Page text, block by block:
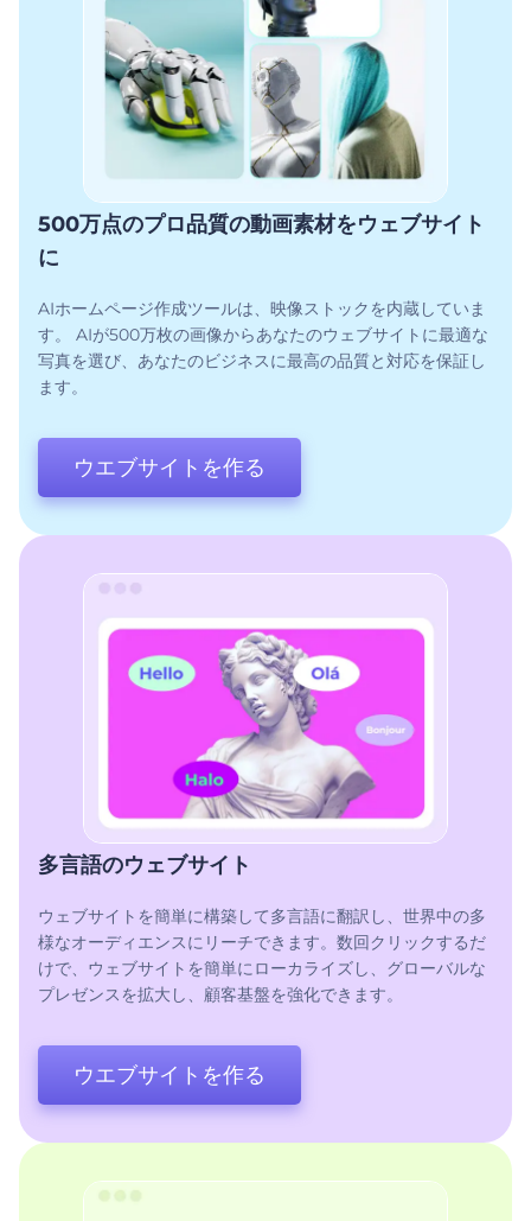
500万点のプロ品質の動画素材をウェブサイト
に
AIホームページ作成ツールは、映像ストックを内蔵していま
す。 AIが500万枚の画像からあなたのウェブサイトに最適な
写真を選び、あなたのビジネスに最高の品質と対応を保証し
ます。
ウエブサイトを作る
多言語のウェブサイト
ウェブサイトを簡単に構築して多言語に翻訳し、世界中の多
様なオーディエンスにリーチできます。数回クリックするだ
けで、ウェブサイトを簡単にローカライズし、グローバルな
プレゼンスを拡大し、顧客基盤を強化できます。
ウエブサイトを作る